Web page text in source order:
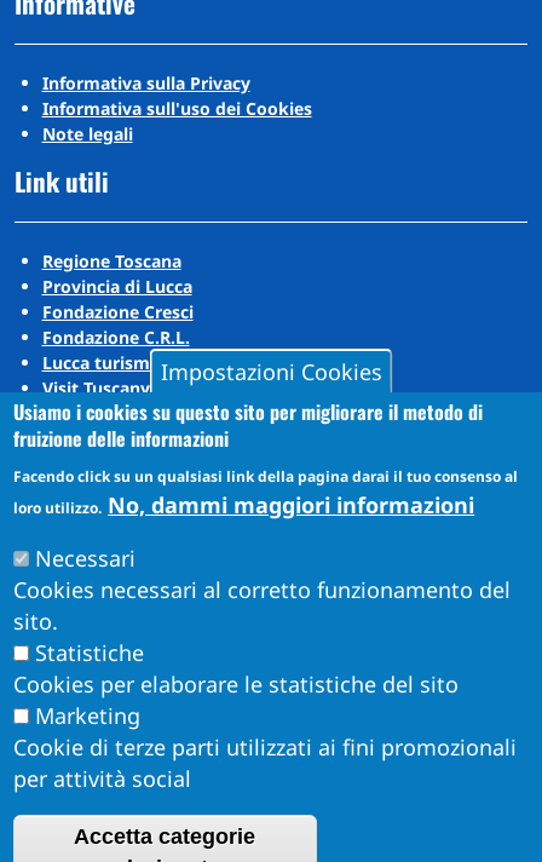
Informativa sulla Privacy
Informativa sull'uso dei Cookies
Note legali
Link utili
Regione Toscana
Provincia di Lucca
Fondazione Cresci
Fondazione C.R.L.
Lucca turismo
Visit Tuscany
Puccini Lands
Social media
YouTube
Obiettivi di Accessibilità per l'anno 2026
Impostazioni Cookies
Usiamo i cookies su questo sito per migliorare il metodo di
fruizione delle informazioni
Facendo click su un qualsiasi link della pagina darai il tuo consenso al
loro utilizzo. No, dammi maggiori informazioni
Necessari
Cookies necessari al corretto funzionamento del
sito.
Statistiche
Cookies per elaborare le statistiche del sito
Marketing
Cookie di terze parti utilizzati ai fini promozionali
per attività social
Accetta categorie